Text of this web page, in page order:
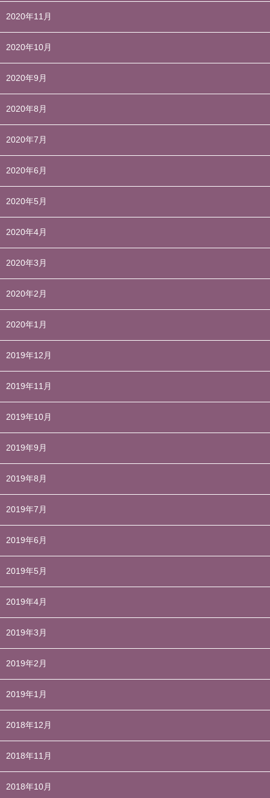
2020年11月
2020年10月
2020年9月
2020年8月
2020年7月
2020年6月
2020年5月
2020年4月
2020年3月
2020年2月
2020年1月
2019年12月
2019年11月
2019年10月
2019年9月
2019年8月
2019年7月
2019年6月
2019年5月
2019年4月
2019年3月
2019年2月
2019年1月
2018年12月
2018年11月
2018年10月